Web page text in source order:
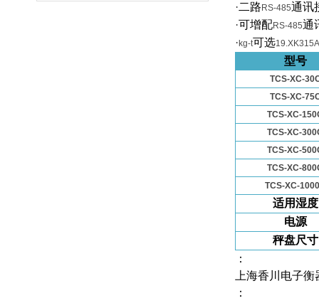
·二路 RS-485通讯
·可增配RS-485通
· kg-t可选
型号
TCS-XC-
TCS-XC-
TCS-XC-
TCS-XC-
TCS-XC-
TCS-XC-
TCS-XC-
适用湿度
电源
秤盘尺寸
：
上海香川电子
：